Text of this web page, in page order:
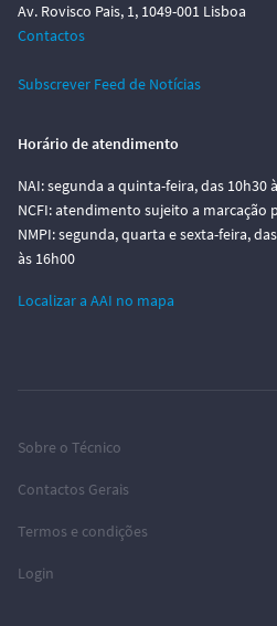
Av. Rovisco Pais, 1, 1049-001 Lisboa
Contactos
Subscrever Feed de Notícias
Horário de atendimento
NAI: segunda a quinta-feira, das 10h30
NCFI: atendimento sujeito a marcação
NMPI: segunda, quarta e sexta-feira,
às 16h00
Localizar a AAI no mapa
Sobre o Técnico
Contactos Gerais
Termos e condições
Login